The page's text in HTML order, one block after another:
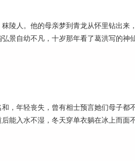
秣陵人。他的母亲梦到青龙从怀里钻出来
景自幼不凡，十岁那年看了葛洪写的神
和，年轻丧失，曾有相士预言她们母子都
能入水不湿，冬天穿单衣躺在冰上而面